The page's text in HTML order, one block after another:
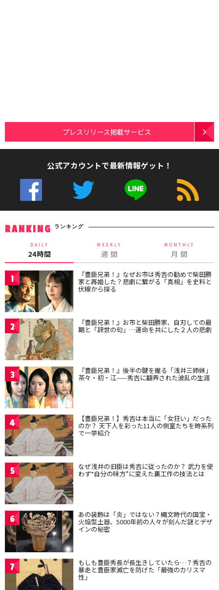
プレスリリース掲載サービス
公式アカウントで最新情報ゲット！
RANKING ランキング
DAILY
24時間
WEEKLY
週 間
MONTHLY
月 間
1 『豊臣兄弟！』なぜお市は秀吉の勧めで柴田勝
家と再婚した？悲劇に繋がる「真相」を史料と
伏線から探る
2 『豊臣兄弟！』お市と柴田勝家、自刃しての最
期と「辞世の句」…運命を共にした２人の悲劇
3 『豊臣兄弟！』後半の鍵を握る「浅井三姉妹」
茶々・初・江——秀吉に翻弄された波乱の生涯
4 【豊臣兄弟！】秀吉は本当に「女狂い」だった
のか？ 天下人を彩った11人の側室たちを時系列
で一挙紹介
5 なぜ浅井の旧臣は秀吉に従ったのか？ 武力を使
わず“自分の味方”に変えた裏工作の技法とは
6 あの装飾は「炎」ではない？縄文時代の国宝・
火焔型土器、5000年前の人々が刻んだ謎とデザ
インの秘密
7 もしも豊臣秀長が長生きしていたら…？秀吉の
暴走と豊臣家滅亡を防げた「最強のカリスマ
性」